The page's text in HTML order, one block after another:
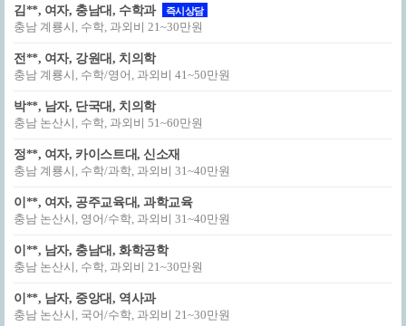
김**, 여자, 충남대, 수학과 즉시상담
충남 계룡시, 수학, 과외비 21~30만원
전**, 여자, 강원대, 치의학
충남 계룡시, 수학/영어, 과외비 41~50만원
박**, 남자, 단국대, 치의학
충남 논산시, 수학, 과외비 51~60만원
정**, 여자, 카이스트대, 신소재
충남 계룡시, 수학/과학, 과외비 31~40만원
이**, 여자, 공주교육대, 과학교육
충남 논산시, 영어/수학, 과외비 31~40만원
이**, 남자, 충남대, 화학공학
충남 논산시, 수학, 과외비 21~30만원
이**, 남자, 중앙대, 역사과
충남 논산시, 국어/수학, 과외비 21~30만원